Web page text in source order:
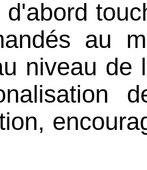
au
niveau de